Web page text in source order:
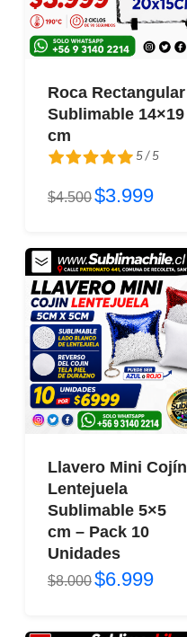
Roca Rectangular
Sublimable 14×19
cm
5 / 5
5 / 5
$4.500$3.999
Llavero Mini Cojín
Lentejuela
Sublimable 5×5
cm – Pack 10
Unidades
$8.000$6.999